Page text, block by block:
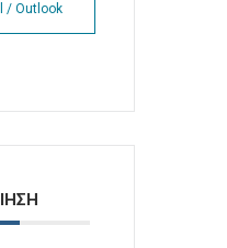
/ Outlook